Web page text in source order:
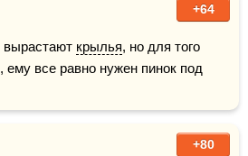
+64
вырастают крылья, но для того
, ему все равно нужен пинок под
+80